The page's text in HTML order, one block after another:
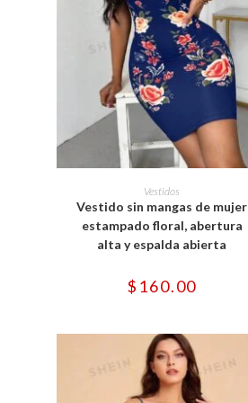
SELECCIONAR OPCIONES
Este
producto
tiene
múltiples
variantes.
opciones
elegir
de
producto
Vestidos
Vestido sin mangas de mujer
estampado floral, abertura
alta y espalda abierta
$ 160.00